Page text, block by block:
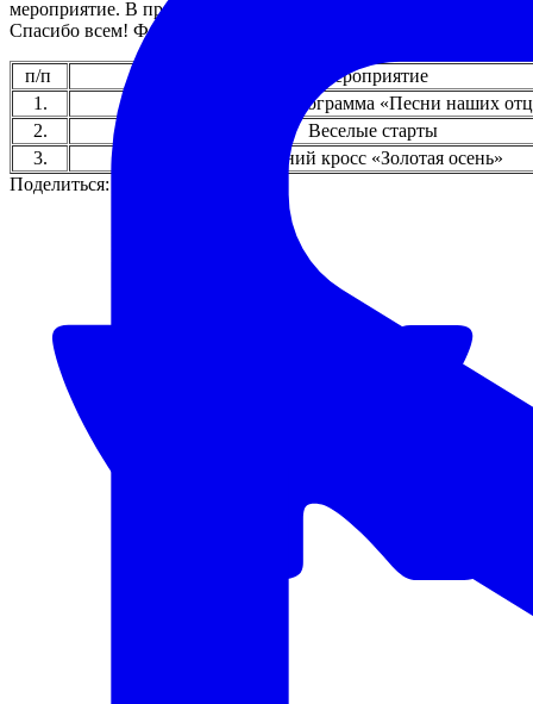
мероприятие. В прогамме участвовали учащиеся и родители.
Спасибо всем! Фотоотчёт прилагается.
п/п
Мероприятие
1.
Концертная программа «Песни наших
2.
Веселые старты
3.
Осенний кросс «Золотая осень»
Поделиться: